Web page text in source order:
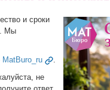
и сроки
Мы
MatBuro_ru
.
не